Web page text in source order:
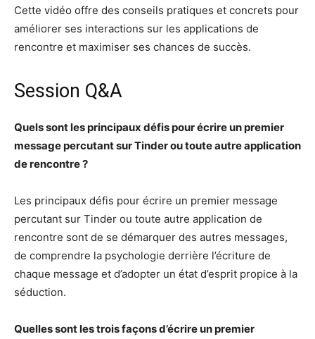
Cette vidéo offre des conseils pratiques et concrets pour
améliorer ses interactions sur les applications de
rencontre et maximiser ses chances de succès.
Session Q&A
Quels sont les principaux défis pour écrire un premier
message percutant sur Tinder ou toute autre application
de rencontre ?
Les principaux défis pour écrire un premier message
percutant sur Tinder ou toute autre application de
rencontre sont de se démarquer des autres messages,
de comprendre la psychologie derrière l’écriture de
chaque message et d’adopter un état d’esprit propice à la
séduction.
Quelles sont les trois façons d’écrire un premier